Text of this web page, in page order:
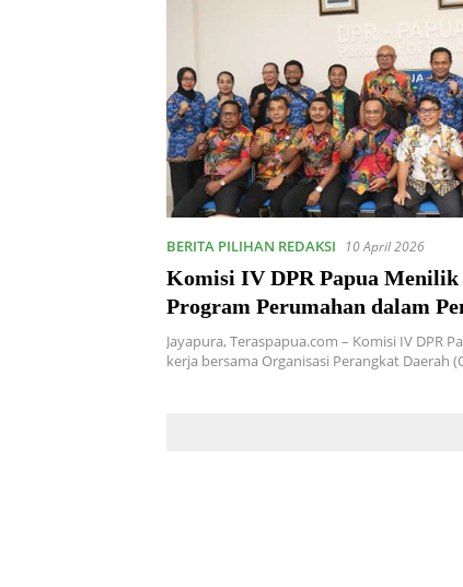
BERITA PILIHAN REDAKSI 10 April 2026
Komisi IV DPR Papua Menilik
Program Perumahan dalam
LKPJ 2025
Jayapura, Teraspapua.com – Komisi IV DPR
kerja bersama Organisasi Perangkat Daerah